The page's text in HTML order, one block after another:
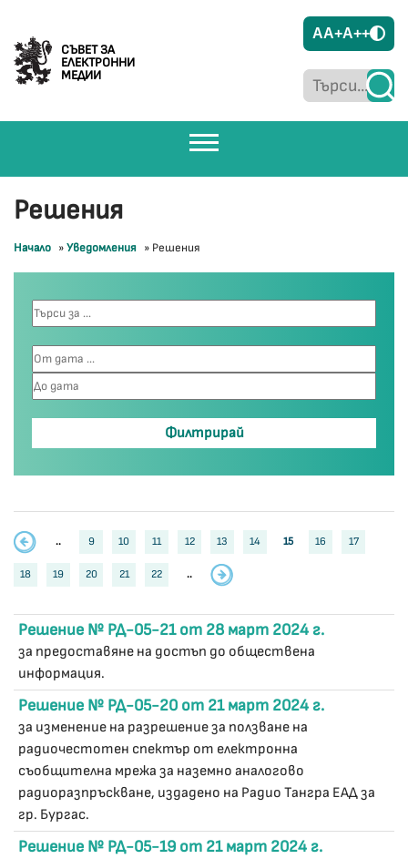
СЪВЕТ ЗА
ЕЛЕКТРОННИ
МЕДИИ
AA+A++
Решения
Начало »Уведомления » Решения
.. 9 10 11 12 13 14 15 16 17
18 19 20 21 22 ..
Решение № РД-05-21 от 28 март 2024 г.
за предоставяне на достъп до обществена
информация.
Решение № РД-05-20 от 21 март 2024 г.
за изменение на разрешение за ползване на
радиочестотен спектър от електронна
съобщителна мрежа за наземно аналогово
радиоразпръскване, издадено на Радио Тангра ЕАД за
гр. Бургас.
Решение № РД-05-19 от 21 март 2024 г.